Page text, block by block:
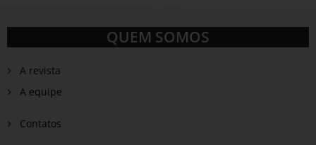
QUEM SOMOS
A revista
A equipe
Contatos